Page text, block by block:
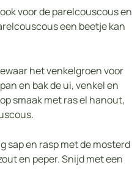
voor de parelcouscous en
een beetje kan
het venkelgroen voor
en bak de ui, venkel en
smaak met ras el hanout,
sap en rasp met de mosterd
en peper. Snijd met een